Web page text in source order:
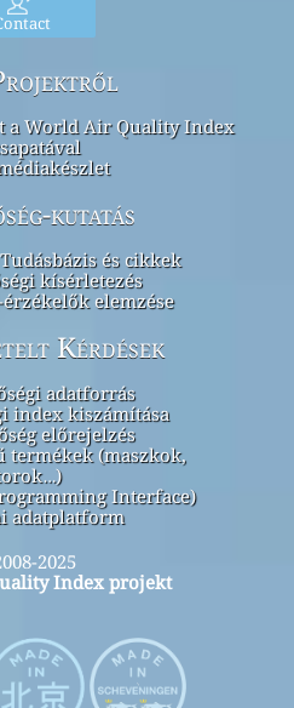
a World Air Quality Index
kutatás
és cikkek
kísérletezés
elemzése
Kérdések
adatforrás
index kiszámítása
előrejelzés
termékek (maszkok,
Interface)
adatplatform
2025
Index projekt